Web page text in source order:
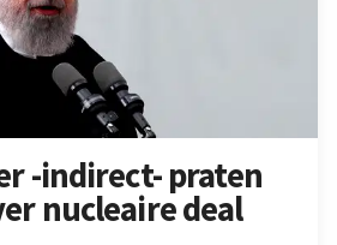
-indirect- praten
nucleaire deal